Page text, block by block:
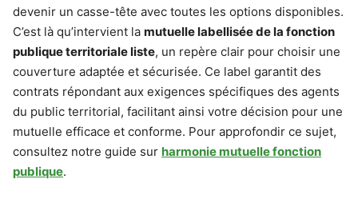
devenir un casse-tête avec toutes les options disponibles.
C’est là qu’intervient la mutuelle labellisée de la fonction
publique territoriale liste, un repère clair pour choisir une
couverture adaptée et sécurisée. Ce label garantit des
contrats répondant aux exigences spécifiques des agents
du public territorial, facilitant ainsi votre décision pour une
mutuelle efficace et conforme. Pour approfondir ce sujet,
consultez notre guide sur harmonie mutuelle fonction
publique.